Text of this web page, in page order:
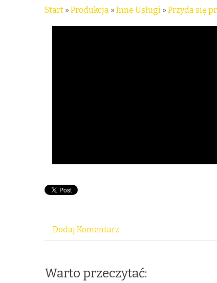
Start » Produkcja » Inne Usługi » Przyda się
Dodaj Komentarz
Warto przeczytać: